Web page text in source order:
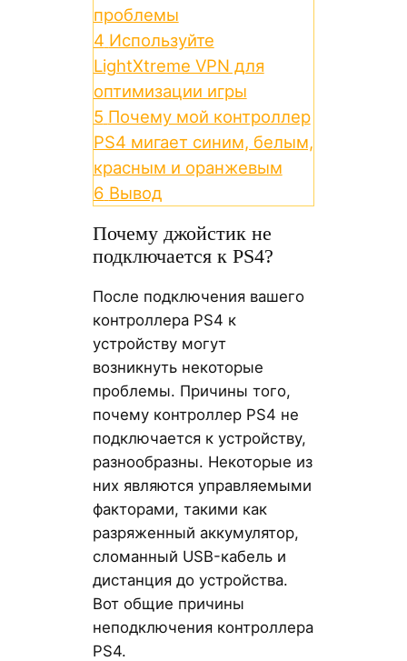
проблемы
4 Используйте
LightXtreme VPN для
оптимизации игры
5 Почему мой контроллер
PS4 мигает синим, белым,
красным и оранжевым
6 Вывод
Почему джойстик не
подключается к PS4?
После подключения вашего
контроллера PS4 к
устройству могут
возникнуть некоторые
проблемы. Причины того,
почему контроллер PS4 не
подключается к устройству,
разнообразны. Некоторые из
них являются управляемыми
факторами, такими как
разряженный аккумулятор,
сломанный USB-кабель и
дистанция до устройства.
Вот общие причины
неподключения контроллера
PS4.